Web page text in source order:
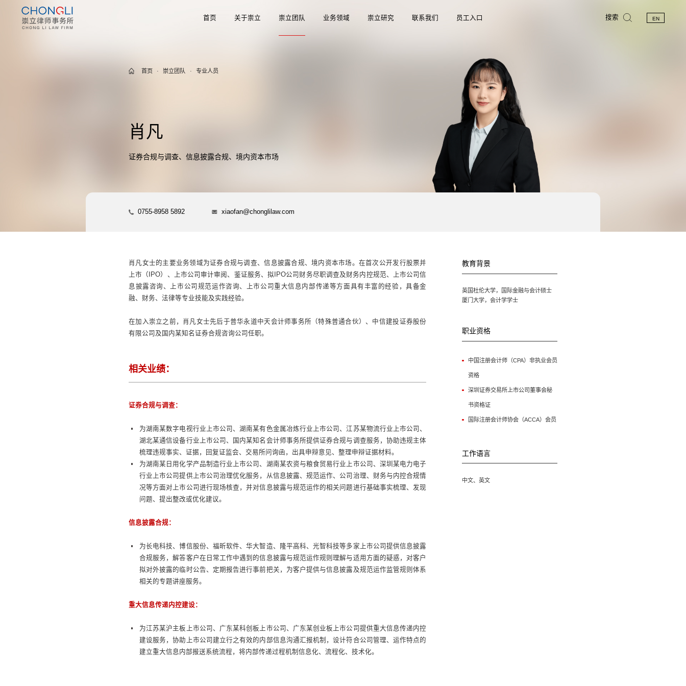
首页 关于崇立 崇立团队 业务领域 崇立研究 联系我们 员工入口 搜索 EN
首页 · 崇立团队 · 专业人员
肖凡
证券合规与调查、信息披露合规、境内资本市场
0755-8958 5892 xiaofan@chonglilaw.com
肖凡女士的主要业务领域为证券合规与调查、信息披露合规、境内资本市场。在首次公开发行股票并
上市（IPO）、上市公司审计审阅、鉴证服务、拟IPO公司财务尽职调查及财务内控规范、上市公司信
息披露咨询、上市公司规范运作咨询、上市公司重大信息内部传递等方面具有丰富的经验，具备金
融、财务、法律等专业技能及实践经验。
在加入崇立之前，肖凡女士先后于普华永道中天会计师事务所（特殊普通合伙）、中信建投证券股份
有限公司及国内某知名证券合规咨询公司任职。
相关业绩：
证券合规与调查：
为湖南某数字电视行业上市公司、湖南某有色金属冶炼行业上市公司、江苏某物流行业上市公司、
湖北某通信设备行业上市公司、国内某知名会计师事务所提供证券合规与调查服务，协助违规主体
梳理违规事实、证据，回复证监会、交易所问询函，出具申辩意见、整理申辩证据材料。
为湖南某日用化学产品制造行业上市公司、湖南某农资与粮食贸易行业上市公司、深圳某电力电子
行业上市公司提供上市公司治理优化服务，从信息披露、规范运作、公司治理、财务与内控合规情
况等方面对上市公司进行现场核查，并对信息披露与规范运作的相关问题进行基础事实梳理、发现
问题、提出整改或优化建议。
信息披露合规：
为长电科技、博信股份、福昕软件、华大智造、隆平高科、光智科技等多家上市公司提供信息披露
合规服务，解答客户在日常工作中遇到的信息披露与规范运作规则理解与适用方面的疑惑，对客户
拟对外披露的临时公告、定期报告进行事前把关，为客户提供与信息披露及规范运作监管规则体系
相关的专题讲座服务。
重大信息传递内控建设：
为江苏某沪主板上市公司、广东某科创板上市公司、广东某创业板上市公司提供重大信息传递内控
建设服务，协助上市公司建立行之有效的内部信息沟通汇报机制，设计符合公司管理、运作特点的
建立重大信息内部报送系统流程，将内部传递过程机制信息化、流程化、技术化。
教育背景
英国杜伦大学，国际金融与会计硕士
厦门大学，会计学学士
职业资格
中国注册会计师（CPA）非执业会员
资格
深圳证券交易所上市公司董事会秘
书资格证
国际注册会计师协会（ACCA）会员
工作语言
中文、英文